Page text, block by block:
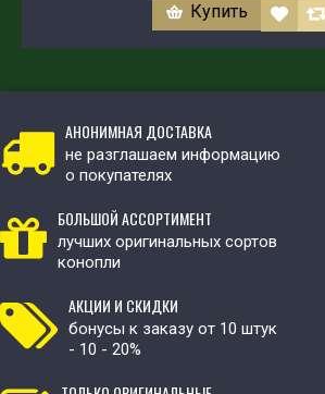
Купить
АНОНИМНАЯ ДОСТАВКА
не разглашаем информацию
о покупателях
БОЛЬШОЙ АССОРТИМЕНТ
лучших оригинальных сортов
конопли
АКЦИИ И СКИДКИ
бонусы к заказу от 10 штук
- 10 - 20%